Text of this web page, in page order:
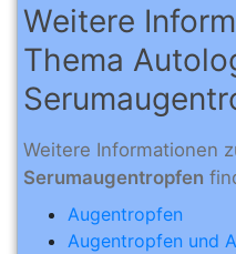
Weitere
Thema
Weitere Informationen
Serumaugentropfen
Augentropfen
Augentropfen und